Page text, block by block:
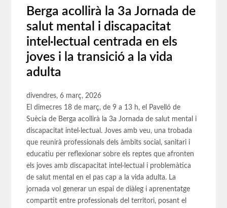
Berga acollirà la 3a Jornada de
salut mental i discapacitat
intel·lectual centrada en els
joves i la transició a la vida
adulta
divendres, 6 març, 2026
El dimecres 18 de març, de 9 a 13 h, el Pavelló de
Suècia de Berga acollirà la 3a Jornada de salut mental i
discapacitat intel·lectual. Joves amb veu, una trobada
que reunirà professionals dels àmbits social, sanitari i
educatiu per reflexionar sobre els reptes que afronten
els joves amb discapacitat intel·lectual i problemàtica
de salut mental en el pas cap a la vida adulta. La
jornada vol generar un espai de diàleg i aprenentatge
compartit entre professionals del territori, posant el